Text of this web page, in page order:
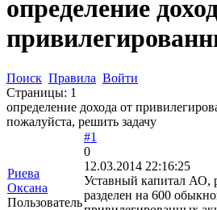
определение
Поиск Правила Войти
Страницы: 1
определение дохода от
пожалуйста, решить задачу
Риева
Оксана
Пользователь
#1
0
12.03.2014 22:16:25
Уставный капитал АО,
разделен на 600